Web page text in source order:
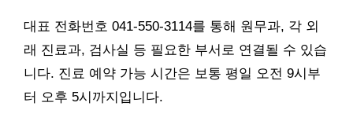
대표 전화번호 041-550-3114를 통해 원무과, 각 외
래 진료과, 검사실 등 필요한 부서로 연결될 수 있습
니다. 진료 예약 가능 시간은 보통 평일 오전 9시부
터 오후 5시까지입니다.